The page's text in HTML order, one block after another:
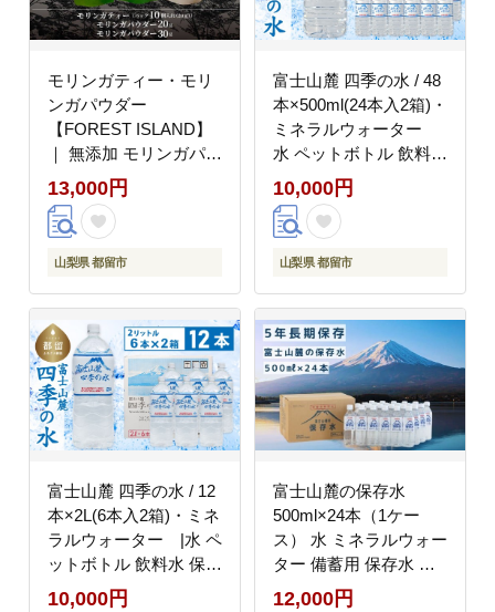
ングルオリジン
モリンガティー・モリ
ンガパウダー
【FOREST ISLAND】
｜ 無添加 モリンガパウ
ダー モリンガ 粉末 モ
リンガ茶 国産モリンガ
バージンモリンガ
13,000円
山梨県 都留市
富士山麓 四季の水 / 48
本×500ml(24本入2箱)・
ミネラルウォーター
水 ペットボトル 飲料水
保存水 備蓄用 防災対策
【都留市】
10,000円
山梨県 都留市
富士山麓 四季の水 / 12
本×2L(6本入2箱)・ミネ
ラルウォーター |水 ペ
ットボトル 飲料水 保存
水 備蓄用 防災対策【都
10,000円
富士山麓の保存水
500ml×24本（1ケー
ス） 水 ミネラルウォー
ター 備蓄用 保存水 保
存用 災害用 キャンプ
12,000円